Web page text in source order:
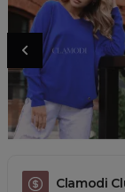
Clamodi